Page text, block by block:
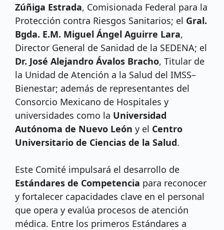
Zúñiga Estrada, Comisionada Federal para la
Protección contra Riesgos Sanitarios; el Gral.
Bgda. E.M. Miguel Ángel Aguirre Lara,
Director General de Sanidad de la SEDENA; el
Dr. José Alejandro Ávalos Bracho, Titular de
la Unidad de Atención a la Salud del IMSS–
Bienestar; además de representantes del
Consorcio Mexicano de Hospitales y
universidades como la Universidad
Autónoma de Nuevo León y el Centro
Universitario de Ciencias de la Salud.
Este Comité impulsará el desarrollo de
Estándares de Competencia para reconocer
y fortalecer capacidades clave en el personal
que opera y evalúa procesos de atención
médica. Entre los primeros Estándares a